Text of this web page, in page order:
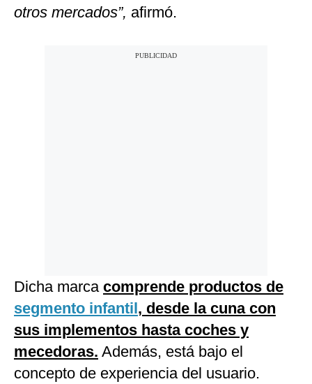
otros mercados”, afirmó.
Dicha marca comprende productos de
segmento infantil, desde la cuna con
sus implementos hasta coches y
mecedoras. Además, está bajo el
concepto de experiencia del usuario.